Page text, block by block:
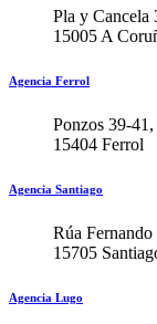
Pla y Cancela
15005 A
Agencia Ferrol
Ponzos 39-
15404 Ferrol
Agencia Santiago
Rúa
15705
Agencia Lugo